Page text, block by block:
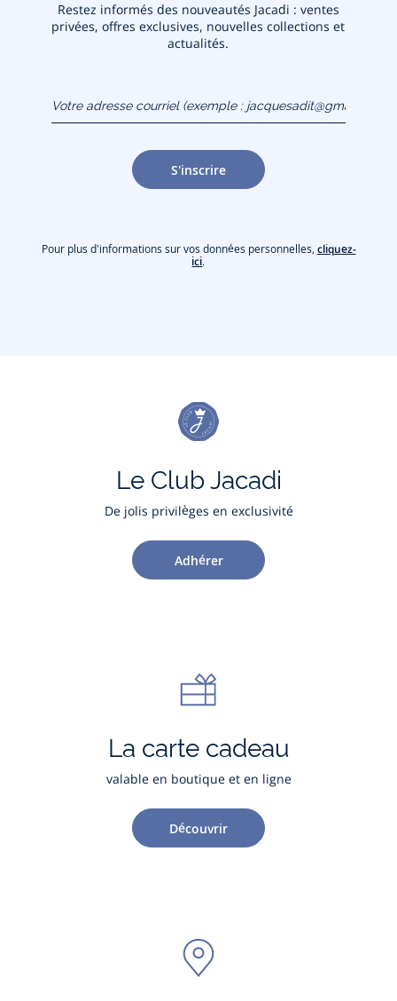
Restez informés des nouveautés Jacadi : ventes
privées, offres exclusives, nouvelles collections et
actualités.
(exemple :
jacquesadit@gmail.com)
S'inscrire
Pour plus d'informations sur vos données personnelles, cliquez-
ici.
Le Club Jacadi
De jolis privilèges en exclusivité
Adhérer
La carte cadeau
valable en boutique et en ligne
Découvrir